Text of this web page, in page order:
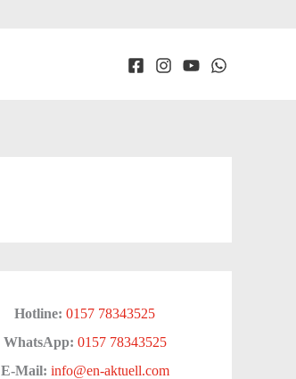
Hotline: 0157 78343525
WhatsApp: 0157 78343525
E-Mail: info@en-aktuell.com